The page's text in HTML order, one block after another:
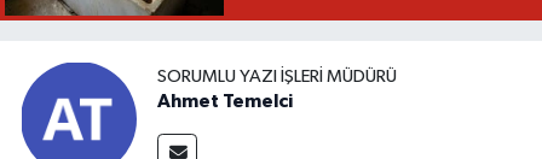
SORUMLU YAZI İŞLERI MÜDÜRÜ
Ahmet Temelci